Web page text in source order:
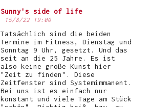
Sunny's side of life
15/8/22 19:00
Tatsächlich sind die beiden
Termine im Fitness, Dienstag und
Sonntag 9 Uhr, gesetzt. Und das
seit an die 25 Jahre. Es ist
also keine große Kunst hier
"Zeit zu finden". Diese
Zeitfenster sind Systemimmanent.
Bei uns ist es einfach nur
konstant und viele Tage am Stück